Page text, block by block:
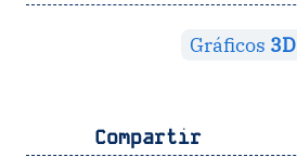
Gráficos 3D
Compartir